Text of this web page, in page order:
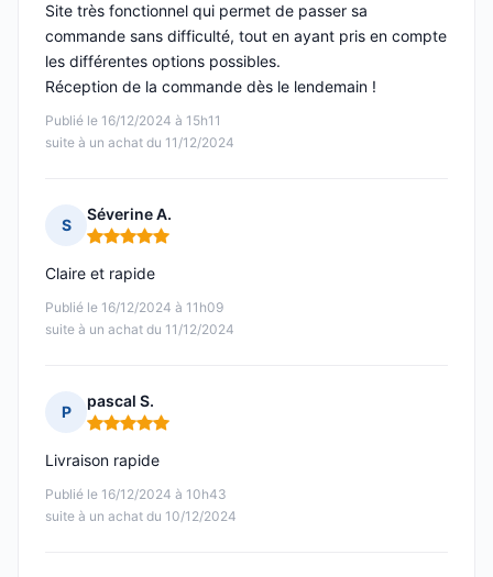
Publié le 16/12/2024 à 15h11
suite à un achat du 11/12/2024
Site très fonctionnel qui permet de passer sa
commande sans difficulté, tout en ayant pris en compte
les différentes options possibles.
Réception de la commande dès le lendemain !
S
Séverine A.
Note : 5 sur 5
Publié le 16/12/2024 à 11h09
suite à un achat du 11/12/2024
Claire et rapide
P
pascal S.
Note : 5 sur 5
Publié le 16/12/2024 à 10h43
suite à un achat du 10/12/2024
Livraison rapide